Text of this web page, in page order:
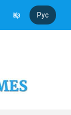
Қаз Рус